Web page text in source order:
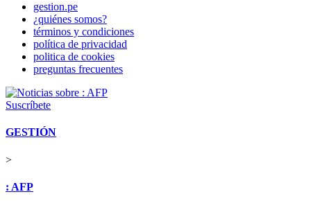
gestion.pe
¿quiénes somos?
términos y condiciones
política de privacidad
politica de cookies
preguntas frecuentes
Suscríbete
GESTIÓN
>
: AFP